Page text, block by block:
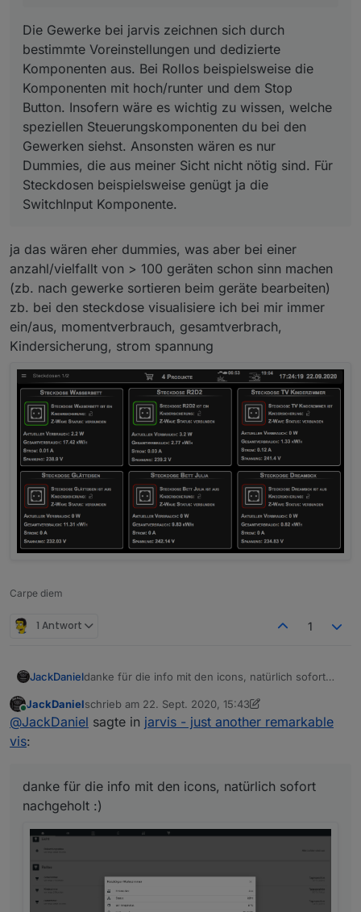
Die Gewerke bei jarvis zeichnen sich durch
bestimmte Voreinstellungen und dedizierte
Komponenten aus. Bei Rollos beispielsweise die
Komponenten mit hoch/runter und dem Stop
Button. Insofern wäre es wichtig zu wissen, welche
speziellen Steuerungskomponenten du bei den
Gewerken siehst. Ansonsten wären es nur
Dummies, die aus meiner Sicht nicht nötig sind. Für
Steckdosen beispielsweise genügt ja die
SwitchInput Komponente.
ja das wären eher dummies, was aber bei einer
anzahl/vielfallt von > 100 geräten schon sinn machen
(zb. nach gewerke sortieren beim geräte bearbeiten)
zb. bei den steckdose visualisiere ich bei mir immer
ein/aus, momentverbrauch, gesamtverbrach,
Kindersicherung, strom spannung
Carpe diem
1 Antwort 1
JackDanieldanke für die info mit den icons, natürlich sofort
einstellungen habe ich deutsch aktiv, bzw. könnte
man das eventuell optional machen da ja eh rechts
oben das x zum schließen vorhanden ist
Online
JackDanielschrieb am 22. Sept. 2020, 15:43
zuletzt editiert von JackDaniel
@JackDaniel sagte in jarvis - just another remarkable
vis:
danke für die info mit den icons, natürlich sofort
nachgeholt :)